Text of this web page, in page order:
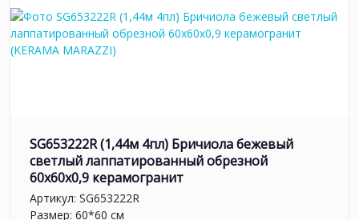
SG653222R (1,44м 4пл) Бричиола бежевый
светлый лаппатированный обрезной
60x60x0,9 керамогранит
Артикул: SG653222R
Размер: 60*60 см